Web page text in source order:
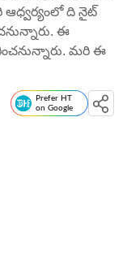
ఆధ్వర్యంలో ది నైట్
ఈ
మరి ఈ
Prefer HT
on Google